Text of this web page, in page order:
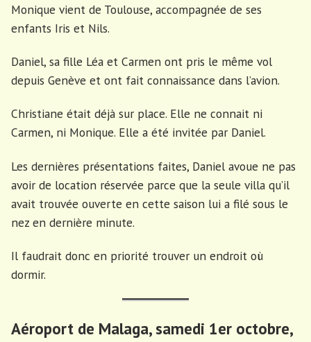
Monique vient de Toulouse, accompagnée de ses
enfants Iris et Nils.
Daniel, sa fille Léa et Carmen ont pris le même vol
depuis Genève et ont fait connaissance dans l’avion.
Christiane était déjà sur place. Elle ne connait ni
Carmen, ni Monique. Elle a été invitée par Daniel.
Les dernières présentations faites, Daniel avoue ne pas
avoir de location réservée parce que la seule villa qu’il
avait trouvée ouverte en cette saison lui a filé sous le
nez en dernière minute.
Il faudrait donc en priorité trouver un endroit où
dormir.
Aéroport de Malaga, samedi 1er octobre,